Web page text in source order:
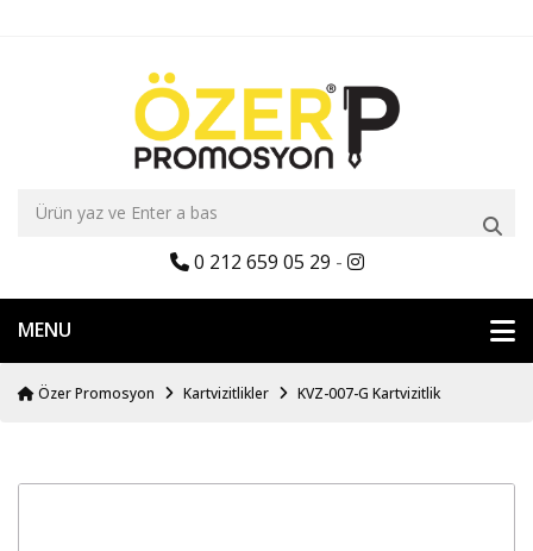
0 212 659 05 29 -
MENU
Özer Promosyon Kartvizitlikler KVZ-007-G Kartvizitlik